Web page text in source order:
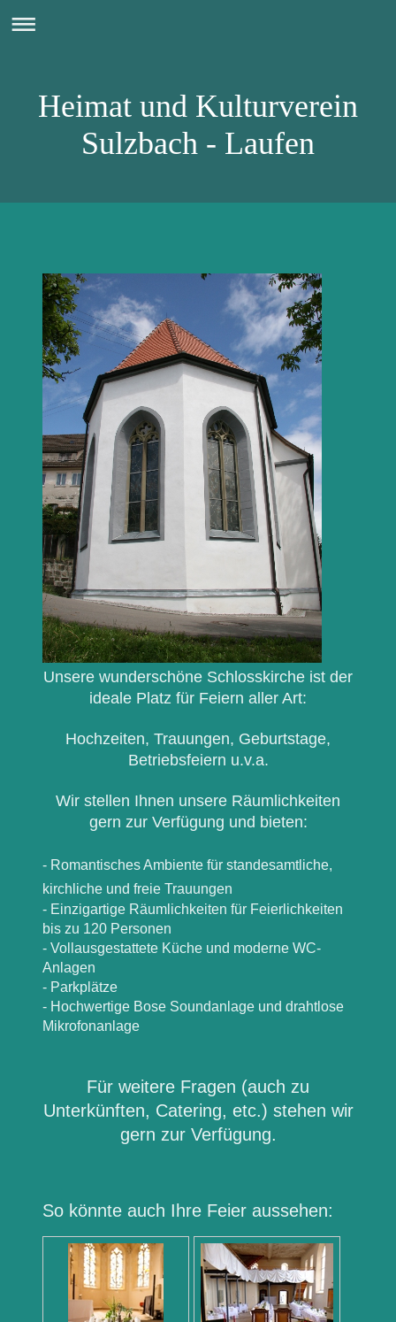
Heimat und Kulturverein
Sulzbach - Laufen
Unsere wunderschöne Schlosskirche ist der
ideale Platz für Feiern aller Art:
Hochzeiten, Trauungen, Geburtstage,
Betriebsfeiern u.v.a.
Wir stellen Ihnen unsere Räumlichkeiten
gern zur Verfügung und bieten:
- Romantisches Ambiente für standesamtliche,
kirchliche und freie Trauungen
- Einzigartige Räumlichkeiten für Feierlichkeiten
bis zu 120 Personen
- Vollausgestattete Küche und moderne WC-
Anlagen
- Parkplätze
- Hochwertige Bose Soundanlage und drahtlose
Mikrofonanlage
Für weitere Fragen (auch zu
Unterkünften, Catering, etc.) stehen wir
gern zur Verfügung.
So könnte auch Ihre Feier aussehen: